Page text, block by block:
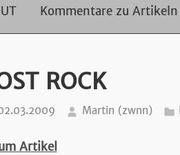
Kommentare zu Artikeln
ROCK
Martin (zwnn)
Artikel